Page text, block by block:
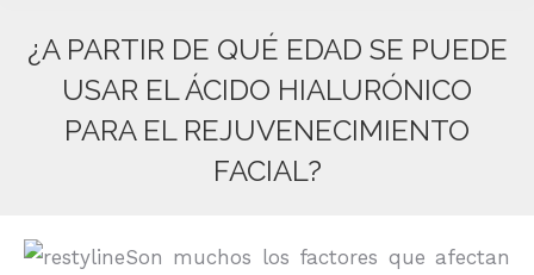
¿A PARTIR DE QUÉ EDAD SE PUEDE
USAR EL ÁCIDO HIALURÓNICO
PARA EL REJUVENECIMIENTO
FACIAL?
Son muchos los factores que afectan